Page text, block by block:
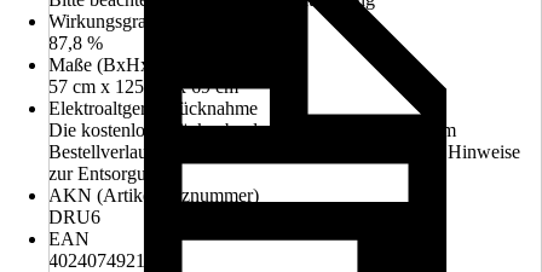
Wirkungsgrad
87,8 %
Maße (BxHxT)
57 cm x 125 cm x 69 cm
Elektroaltgerät-Rücknahme
Die kostenlose Rückgabe des Elektro-Geräts kann im
Bestellverlauf ausgewählt werden. Bitte beachte die Hinweise
zur Entsorgung.
AKN (Artikelkurznummer)
DRU6
EAN
4024074921210